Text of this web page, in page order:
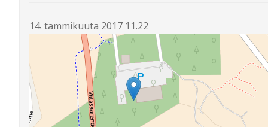
14. tammikuuta 2017 11.22